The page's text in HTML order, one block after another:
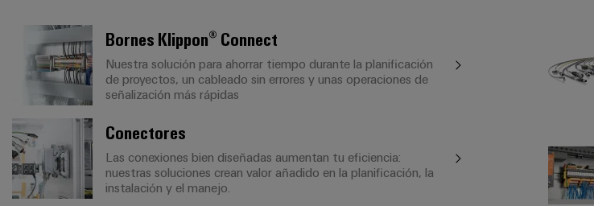
Bornes Klippon® Connect
Nuestra solución para ahorrar tiempo durante la planificación
de proyectos, un cableado sin errores y unas operaciones de
señalización más rápidas
Conectores
Las conexiones bien diseñadas aumentan tu eficiencia:
nuestras soluciones crean valor añadido en la planificación, la
instalación y el manejo.